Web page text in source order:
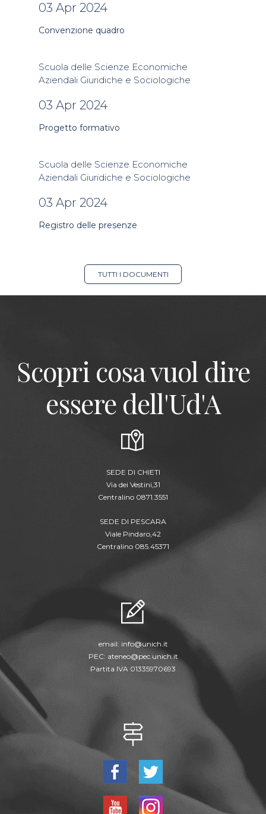
03 Apr 2024
Convenzione quadro
Scuola delle Scienze Economiche
Aziendali Giuridiche e Sociologiche
03 Apr 2024
Progetto formativo
Scuola delle Scienze Economiche
Aziendali Giuridiche e Sociologiche
03 Apr 2024
Registro delle presenze
TUTTI I DOCUMENTI
Scopri cosa vuol dire
essere dell'Ud'A
SEDE DI CHIETI
Via dei Vestini,31
Centralino 0871.3551
SEDE DI PESCARA
Viale Pindaro,42
Centralino 085.45371
email: info@unich.it
PEC: ateneo@pec.unich.it
Partita IVA 01335970693